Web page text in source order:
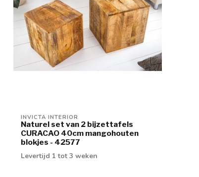
INVICTA INTERIOR
Naturel set van 2 bijzettafels
CURACAO 40cm mangohouten
blokjes - 42577
Levertijd 1 tot 3 weken